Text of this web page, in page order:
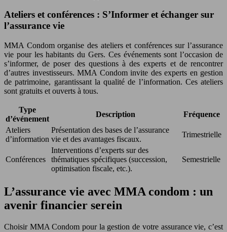
Ateliers et conférences : S’Informer et échanger sur
l’assurance vie
MMA Condom organise des ateliers et conférences sur l’assurance
vie pour les habitants du Gers. Ces événements sont l’occasion de
s’informer, de poser des questions à des experts et de rencontrer
d’autres investisseurs. MMA Condom invite des experts en gestion
de patrimoine, garantissant la qualité de l’information. Ces ateliers
sont gratuits et ouverts à tous.
Type
d’événement
Description
Fréquence
Ateliers
d’information
Présentation des bases de l’assurance
vie et des avantages fiscaux.
Trimestrielle
Conférences
Interventions d’experts sur des
thématiques spécifiques (succession,
optimisation fiscale, etc.).
Semestrielle
L’assurance vie avec MMA condom : un
avenir financier serein
Choisir MMA Condom pour la gestion de votre assurance vie, c’est